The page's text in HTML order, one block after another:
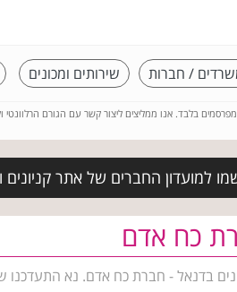
/ חברות שירותים ומכונים
בלבד. אנו ממליצים ליצור קשר עם הגורם
למועדון החברים של אתר
כח אדם
בדנאל - חברת כח אדם. נא התעדכנו